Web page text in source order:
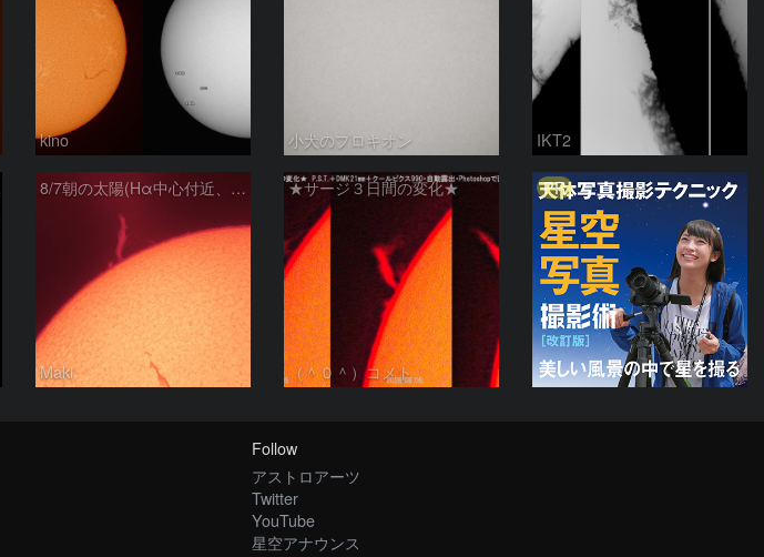
kino 小犬のプロキオン IKT2
8/7朝の太陽(Hα中心付近、プロミネンス)
Maki
★サージ３日間の変化★
（＾０＾）コメト
PR
Follow
アストロアーツ
Twitter
YouTube
星空アナウンス